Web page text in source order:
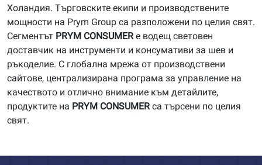
Холандия. Търговските екипи и производствените
мощности на Prym Group са разположени по целия свят.
Сегментът PRYM CONSUMERе водещ световен
доставчик на инструменти и консумативи за шев и
ръкоделие. С глобална мрежа от производствени
сайтове, централизирана програма за управление на
качеството и отлично внимание към детайлите,
продуктите на PRYM CONSUMERса търсени по целия
свят.